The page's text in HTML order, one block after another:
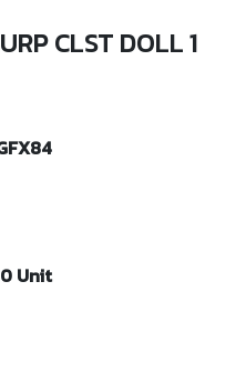
CLST DOLL 1
Unit